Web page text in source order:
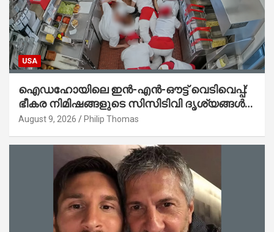
USA
ഐഡഹോയിലെ ഇൻ-എൻ-ഔട്ട് വെടിവെപ്പ്:
ഭീകര നിമിഷങ്ങളുടെ സിസിടിവി ദൃശ്യങ്ങൾ
പുറത്ത്; ആക്രമണത്തിന് പിന്നിലെ കാരണം
August 9, 2026 Philip Thomas